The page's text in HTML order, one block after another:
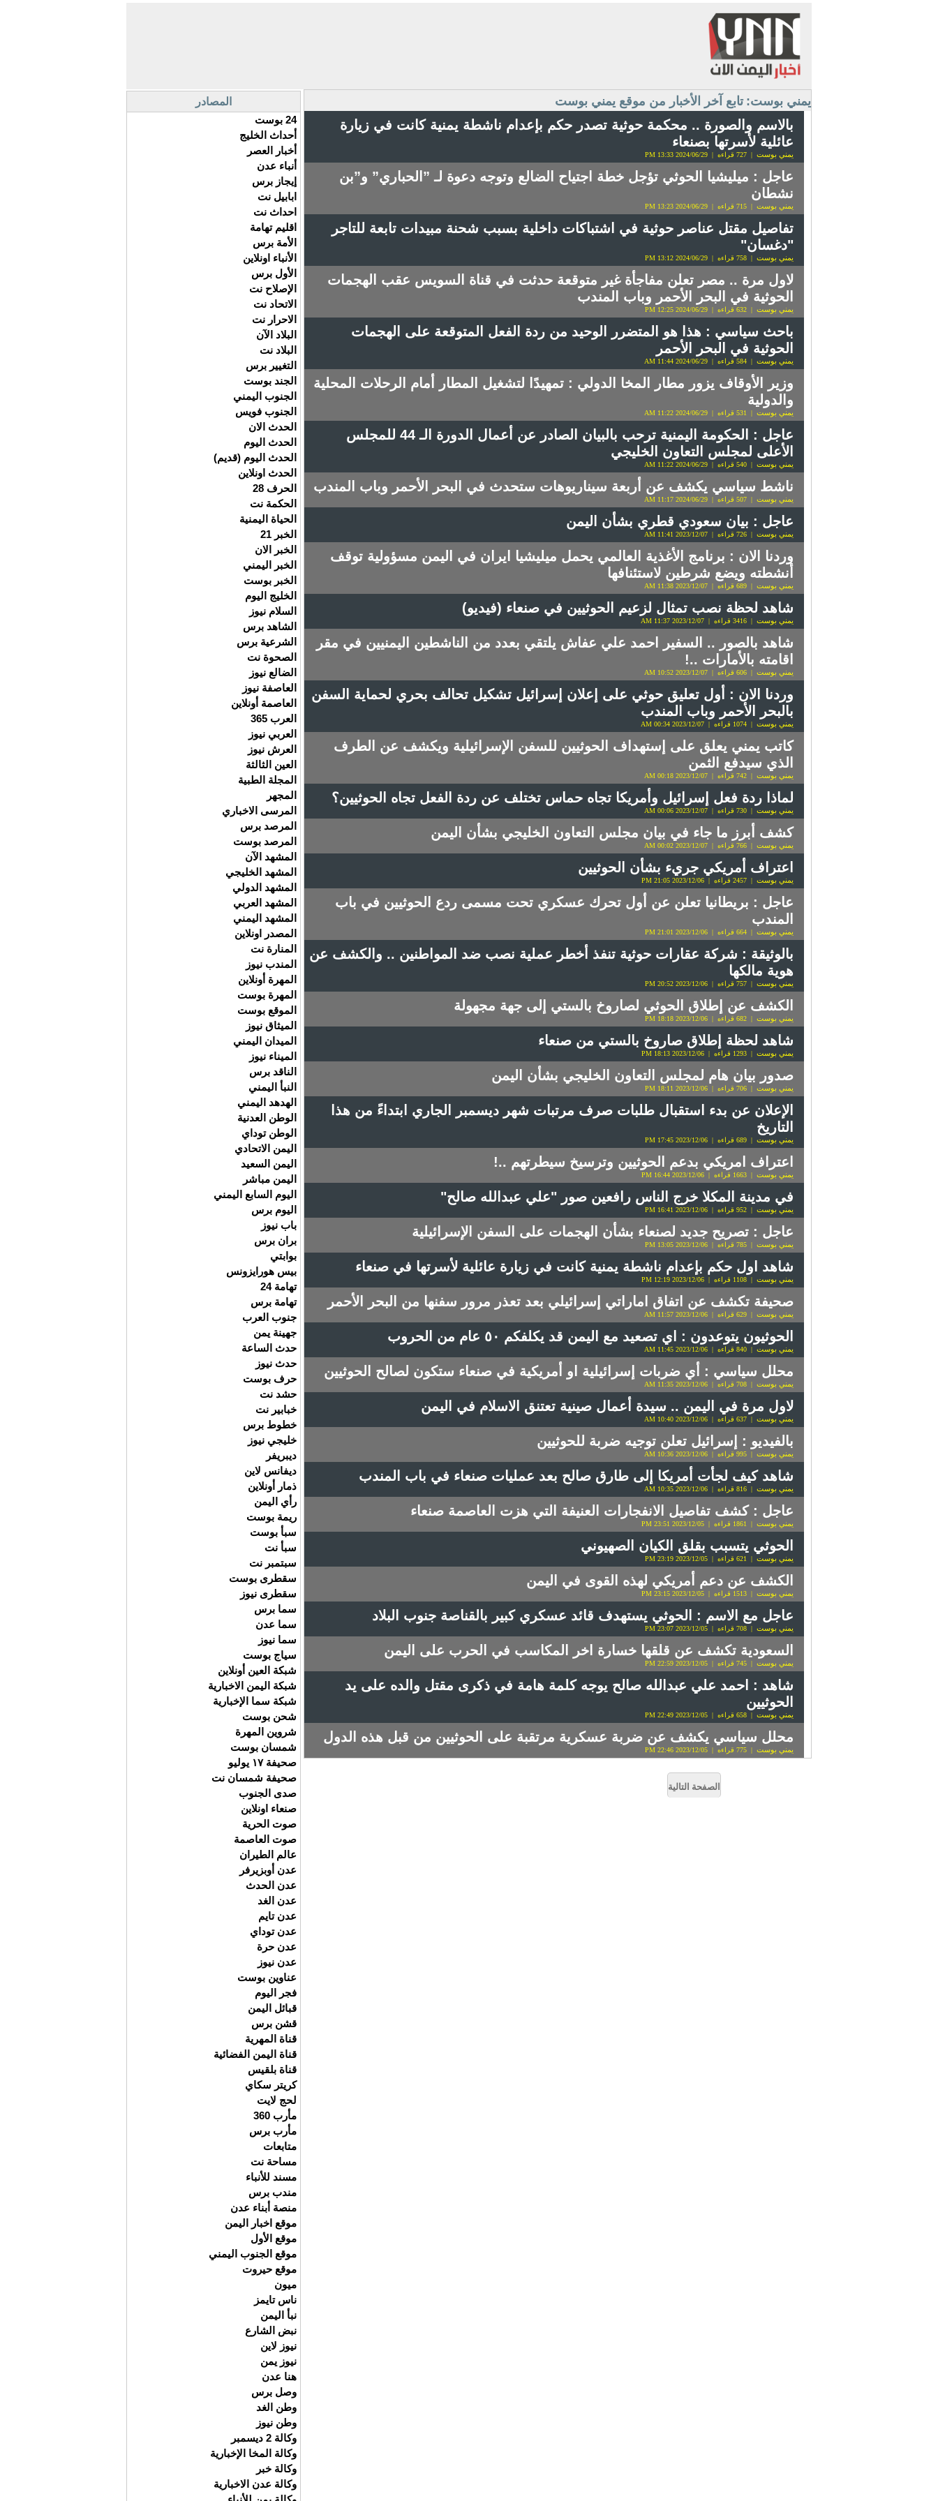
يمني بوست: تابع آخر الأخبار من موقع يمني بوست
بالاسم والصورة .. محكمة حوثية تصدر حكم بإعدام ناشطة يمنية كانت في زيارة
عائلية لأسرتها بصنعاء
يمني بوست | 727 قراءه | 2024/06/29 13:33 PM
عاجل : ميليشيا الحوثي تؤجل خطة اجتياح الضالع وتوجه دعوة لـ ”الحباري” و”بن
نشطان
يمني بوست | 715 قراءه | 2024/06/29 13:23 PM
تفاصيل مقتل عناصر حوثية في اشتباكات داخلية بسبب شحنة مبيدات تابعة للتاجر
"دغسان"
يمني بوست | 758 قراءه | 2024/06/29 13:12 PM
لاول مرة .. مصر تعلن مفاجأة غير متوقعة حدثت في قناة السويس عقب الهجمات
الحوثية في البحر الأحمر وباب المندب
يمني بوست | 632 قراءه | 2024/06/29 12:25 PM
باحث سياسي : هذا هو المتضرر الوحيد من ردة الفعل المتوقعة على الهجمات
الحوثية في البحر الأحمر
يمني بوست | 584 قراءه | 2024/06/29 11:44 AM
وزير الأوقاف يزور مطار المخا الدولي : تمهيدًا لتشغيل المطار أمام الرحلات المحلية
والدولية
يمني بوست | 531 قراءه | 2024/06/29 11:22 AM
عاجل : الحكومة اليمنية ترحب بالبيان الصادر عن أعمال الدورة الـ 44 للمجلس
الأعلى لمجلس التعاون الخليجي
يمني بوست | 540 قراءه | 2024/06/29 11:22 AM
ناشط سياسي يكشف عن أربعة سيناريوهات ستحدث في البحر الأحمر وباب المندب
يمني بوست | 507 قراءه | 2024/06/29 11:17 AM
عاجل : بيان سعودي قطري بشأن اليمن
يمني بوست | 726 قراءه | 2023/12/07 11:41 AM
وردنا الان : برنامج الأغذية العالمي يحمل ميليشيا ايران في اليمن مسؤولية توقف
أنشطته ويضع شرطين لاستئنافها
يمني بوست | 689 قراءه | 2023/12/07 11:38 AM
شاهد لحظة نصب تمثال لزعيم الحوثيين في صنعاء (فيديو)
يمني بوست | 3416 قراءه | 2023/12/07 11:37 AM
شاهد بالصور .. السفير احمد علي عفاش يلتقي بعدد من الناشطين اليمنيين في مقر
اقامته بالأمارات ..!
يمني بوست | 606 قراءه | 2023/12/07 10:52 AM
وردنا الان : أول تعليق حوثي على إعلان إسرائيل تشكيل تحالف بحري لحماية السفن
بالبحر الأحمر وباب المندب
يمني بوست | 1074 قراءه | 2023/12/07 00:34 AM
كاتب يمني يعلق على إستهداف الحوثيين للسفن الإسرائيلية ويكشف عن الطرف
الذي سيدفع الثمن
يمني بوست | 742 قراءه | 2023/12/07 00:18 AM
لماذا ردة فعل إسرائيل وأمريكا تجاه حماس تختلف عن ردة الفعل تجاه الحوثيين؟
يمني بوست | 730 قراءه | 2023/12/07 00:06 AM
كشف أبرز ما جاء في بيان مجلس التعاون الخليجي بشأن اليمن
يمني بوست | 766 قراءه | 2023/12/07 00:02 AM
اعتراف أمريكي جريء بشأن الحوثيين
يمني بوست | 2457 قراءه | 2023/12/06 21:05 PM
عاجل : بريطانيا تعلن عن أول تحرك عسكري تحت مسمى ردع الحوثيين في باب
المندب
يمني بوست | 664 قراءه | 2023/12/06 21:01 PM
بالوثيقة : شركة عقارات حوثية تنفذ أخطر عملية نصب ضد المواطنين .. والكشف عن
هوية مالكها
يمني بوست | 757 قراءه | 2023/12/06 20:52 PM
الكشف عن إطلاق الحوثي لصاروخ بالستي إلى جهة مجهولة
يمني بوست | 682 قراءه | 2023/12/06 18:18 PM
شاهد لحظة إطلاق صاروخ بالستي من صنعاء
يمني بوست | 1293 قراءه | 2023/12/06 18:13 PM
صدور بيان هام لمجلس التعاون الخليجي بشأن اليمن
يمني بوست | 706 قراءه | 2023/12/06 18:11 PM
الإعلان عن بدء استقبال طلبات صرف مرتبات شهر ديسمبر الجاري ابتداءً من هذا
التاريخ
يمني بوست | 689 قراءه | 2023/12/06 17:45 PM
اعتراف امريكي بدعم الحوثيين وترسيخ سيطرتهم ..!
يمني بوست | 1663 قراءه | 2023/12/06 16:44 PM
في مدينة المكلا خرج الناس رافعين صور "علي عبدالله صالح"
يمني بوست | 952 قراءه | 2023/12/06 16:41 PM
عاجل : تصريح جديد لصنعاء بشأن الهجمات على السفن الإسرائيلية
يمني بوست | 785 قراءه | 2023/12/06 13:05 PM
شاهد اول حكم بإعدام ناشطة يمنية كانت في زيارة عائلية لأسرتها في صنعاء
يمني بوست | 1108 قراءه | 2023/12/06 12:19 PM
صحيفة تكشف عن اتفاق اماراتي إسرائيلي بعد تعذر مرور سفنها من البحر الأحمر
يمني بوست | 629 قراءه | 2023/12/06 11:57 AM
الحوثيون يتوعدون : اي تصعيد مع اليمن قد يكلفكم ٥٠ عام من الحروب
يمني بوست | 840 قراءه | 2023/12/06 11:45 AM
محلل سياسي : أي ضربات إسرائيلية او أمريكية في صنعاء ستكون لصالح الحوثيين
يمني بوست | 708 قراءه | 2023/12/06 11:35 AM
لاول مرة في اليمن .. سيدة أعمال صينية تعتنق الاسلام في اليمن
يمني بوست | 637 قراءه | 2023/12/06 10:40 AM
بالفيديو : إسرائيل تعلن توجيه ضربة للحوثيين
يمني بوست | 995 قراءه | 2023/12/06 10:36 AM
شاهد كيف لجأت أمريكا إلى طارق صالح بعد عمليات صنعاء في باب المندب
يمني بوست | 816 قراءه | 2023/12/06 10:35 AM
عاجل : كشف تفاصيل الانفجارات العنيفة التي هزت العاصمة صنعاء
يمني بوست | 1861 قراءه | 2023/12/05 23:51 PM
الحوثي يتسبب بقلق الكيان الصهيوني
يمني بوست | 621 قراءه | 2023/12/05 23:19 PM
الكشف عن دعم أمريكي لهذه القوى في اليمن
يمني بوست | 1513 قراءه | 2023/12/05 23:15 PM
عاجل مع الاسم : الحوثي يستهدف قائد عسكري كبير بالقناصة جنوب البلاد
يمني بوست | 708 قراءه | 2023/12/05 23:07 PM
السعودية تكشف عن قلقها خسارة اخر المكاسب في الحرب على اليمن
يمني بوست | 745 قراءه | 2023/12/05 22:59 PM
شاهد : احمد علي عبدالله صالح يوجه كلمة هامة في ذكرى مقتل والده على يد
الحوثيين
يمني بوست | 658 قراءه | 2023/12/05 22:49 PM
محلل سياسي يكشف عن ضربة عسكرية مرتقبة على الحوثيين من قبل هذه الدول
يمني بوست | 775 قراءه | 2023/12/05 22:46 PM
الصفحة التالية
المصادر
24 بوست
أحداث الخليج
أخبار العصر
أنباء عدن
إيجاز برس
ابابيل نت
احداث نت
اقليم تهامة
الأمة برس
الأنباء اونلاين
الأول برس
الإصلاح نت
الاتحاد نت
الاحرار نت
البلاد الآن
البلاد نت
التغيير برس
الجند بوست
الجنوب اليمني
الجنوب فويس
الحدث الان
الحدث اليوم
الحدث اليوم (قديم)
الحدث اونلاين
الحرف 28
الحكمة نت
الحياة اليمنية
الخبر 21
الخبر الان
الخبر اليمني
الخبر بوست
الخليج اليوم
السلام نيوز
الشاهد برس
الشرعية برس
الصحوة نت
الضالع نيوز
العاصفة نيوز
العاصمة أونلاين
العرب 365
العربي نيوز
العرش نيوز
العين الثالثة
المجلة الطبية
المجهر
المرسى الاخباري
المرصد برس
المرصد بوست
المشهد الآن
المشهد الخليجي
المشهد الدولي
المشهد العربي
المشهد اليمني
المصدر اونلاين
المنارة نت
المندب نيوز
المهرة أونلاين
المهرة بوست
الموقع بوست
الميثاق نيوز
الميدان اليمني
الميناء نيوز
الناقد برس
النبأ اليمني
الهدهد اليمني
الوطن العدنية
الوطن توداي
اليمن الاتحادي
اليمن السعيد
اليمن مباشر
اليوم السابع اليمني
اليوم برس
باب نيوز
بران برس
بوابتي
بيس هورايزونس
تهامة 24
تهامة برس
جنوب العرب
جهينة يمن
حدث الساعة
حدث نيوز
حرف بوست
حشد نت
خبابير نت
خطوط برس
خليجي نيوز
ديبريفر
ديفانس لاين
ذمار أونلاين
رأي اليمن
ريمة بوست
سبأ بوست
سبأ نت
سبتمبر نت
سقطرى بوست
سقطرى نيوز
سما برس
سما عدن
سما نيوز
سياج بوست
شبكة العين أونلاين
شبكة اليمن الاخبارية
شبكة سما الإخبارية
شحن بوست
شروين المهرة
شمسان بوست
صحيفة ١٧ يوليو
صحيفة شمسان نت
صدى الجنوب
صنعاء اونلاين
صوت الحرية
صوت العاصمة
عالم الطيران
عدن أوبزيرفر
عدن الحدث
عدن الغد
عدن تايم
عدن توداي
عدن حرة
عدن نيوز
عناوين بوست
فجر اليوم
قبائل اليمن
قشن برس
قناة المهرية
قناة اليمن الفضائية
قناة بلقيس
كريتر سكاي
لحج لايت
مأرب 360
مأرب برس
متابعات
مساحة نت
مسند للأنباء
مندب برس
منصة أبناء عدن
موقع اخبار اليمن
موقع الأول
موقع الجنوب اليمني
موقع حيروت
ميون
ناس تايمز
نبأ اليمن
نبض الشارع
نيوز لاين
نيوز يمن
هنا عدن
وصل برس
وطن الغد
وطن نيوز
وكالة 2 ديسمبر
وكالة المخا الإخبارية
وكالة خبر
وكالة عدن الاخبارية